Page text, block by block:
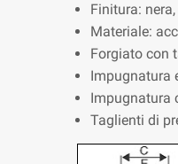
Finitura:
Materiale:
Forgiato con
Impugnatura
Impugnatura
Taglienti di